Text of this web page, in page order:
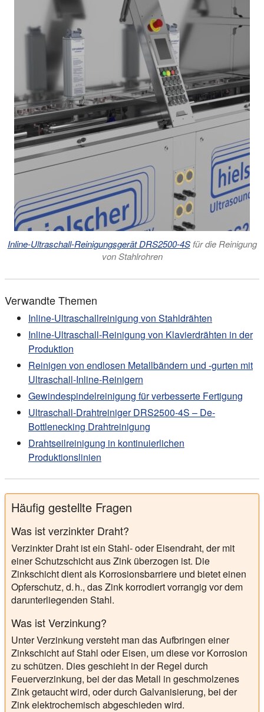
Inline-Ultraschall-Reinigungsgerät DRS2500-4Sfür die Reinigung
von Stahlrohren
Verwandte Themen
Inline-Ultraschallreinigung von Stahldrähten
Inline-Ultraschall-Reinigung von Klavierdrähten in der
Produktion
Reinigen von endlosen Metallbändern und -gurten mit
Ultraschall-Inline-Reinigern
Gewindespindelreinigung für verbesserte Fertigung
Ultraschall-Drahtreiniger DRS2500-4S – De-
Bottlenecking Drahtreinigung
Drahtseilreinigung in kontinuierlichen
Produktionslinien
Häufig gestellte Fragen
Was ist verzinkter Draht?
Verzinkter Draht ist ein Stahl- oder Eisendraht, der mit
einer Schutzschicht aus Zink überzogen ist. Die
Zinkschicht dient als Korrosionsbarriere und bietet einen
Opferschutz, d. h., das Zink korrodiert vorrangig vor dem
darunterliegenden Stahl.
Was ist Verzinkung?
Unter Verzinkung versteht man das Aufbringen einer
Zinkschicht auf Stahl oder Eisen, um diese vor Korrosion
zu schützen. Dies geschieht in der Regel durch
Feuerverzinkung, bei der das Metall in geschmolzenes
Zink getaucht wird, oder durch Galvanisierung, bei der
Zink elektrochemisch abgeschieden wird.